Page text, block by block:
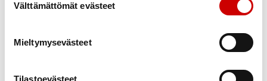
Välttämättömät evästeet
Mieltymysevästeet
Tilastoevästeet
kalciumkanalblockeraren diltiazem (bl.a.
kolesterolsänkande medel, till exempel